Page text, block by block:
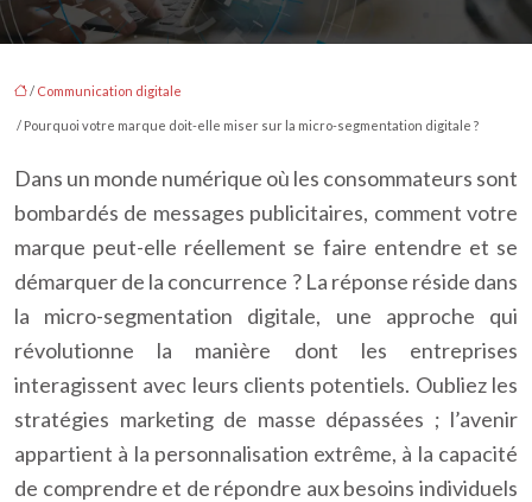
/ Communication digitale
/ Pourquoi votre marque doit-elle miser sur la micro-segmentation digitale ?
Dans un monde numérique où les consommateurs sont
bombardés de messages publicitaires, comment votre
marque peut-elle réellement se faire entendre et se
démarquer de la concurrence ? La réponse réside dans
la micro-segmentation digitale, une approche qui
révolutionne la manière dont les entreprises
interagissent avec leurs clients potentiels. Oubliez les
stratégies marketing de masse dépassées ; l’avenir
appartient à la personnalisation extrême, à la capacité
de comprendre et de répondre aux besoins individuels